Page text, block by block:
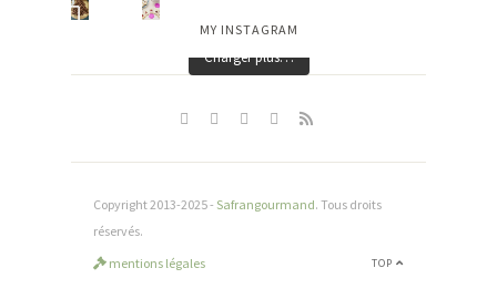
MY INSTAGRAM
Charger plus…
Copyright 2013-2025 - Safrangourmand. Tous droits
réservés.
TOP
mentions légales